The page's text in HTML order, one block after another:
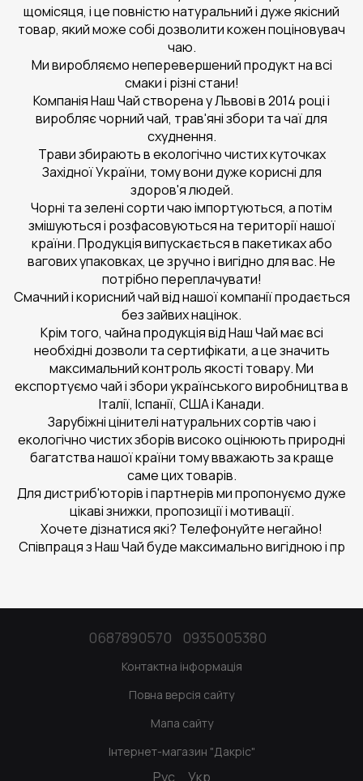
щомісяця, і це повністю натуральний і дуже якісний
товар, який може собі дозволити кожен поціновувач
чаю.
Ми виробляємо неперевершений продукт на всі
смаки і різні стани!
Компанія Наш Чай створена у Львові в 2014 році і
виробляє чорний чай, трав'яні збори та чаї для
схуднення.
Трави збирають в екологічно чистих куточках
Західної України, тому вони дуже корисні для
здоров'я людей.
Чорні та зелені сорти чаю імпортуються, а потім
змішуються і розфасовуються на території нашої
країни. Продукція випускається в пакетиках або
вагових упаковках, це зручно і вигідно для вас. Не
потрібно переплачувати!
Смачний і корисний чай від нашої компанії продається
без зайвих націнок.
Крім того, чайна продукція від Наш Чай має всі
необхідні дозволи та сертифікати, а це значить
максимальний контроль якості товару. Ми
експортуємо чай і збори українського виробництва в
Італії, Іспанії, США і Канади.
Зарубіжні цінителі натуральних сортів чаю і
екологічно чистих зборів високо оцінюють природні
багатства нашої країни тому вважають за краще
саме цих товарів.
Для дистриб'юторів і партнерів ми пропонуємо дуже
цікаві знижки, пропозиції і мотивації.
Хочете дізнатися які? Телефонуйте негайно!
Співпраця з Наш Чай буде максимально вигідною і пр
0687890570 0935005380
Контактна інформація
Повна версія сайту
Мапа сайту
Інтернет-магазин "Дакріс"
Рус Укр